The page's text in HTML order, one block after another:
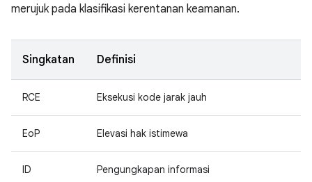
merujuk pada klasifikasi kerentanan keamanan.
Singkatan Definisi
RCE Eksekusi kode jarak jauh
EoP Elevasi hak istimewa
ID Pengungkapan informasi